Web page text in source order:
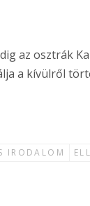
az osztrák
a kívülről
IRODALOM